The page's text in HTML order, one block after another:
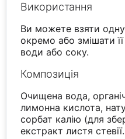
Використання
Ви можете взяти
окремо або змішати
води або соку.
Композиція
Очищена вода,
лимонна кислота,
сорбат калію (для
екстракт листя стевії.